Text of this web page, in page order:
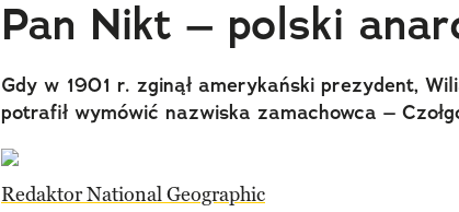
Pan Nikt – polski
Gdy w 1901 r. zginął amerykański prezydent,
potrafił wymówić nazwiska zamachowca –
Redaktor National Geographic